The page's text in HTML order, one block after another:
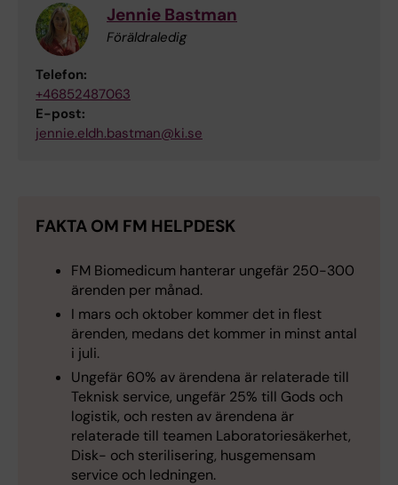
Jennie Bastman
Föräldraledig
Telefon:
+46852487063
E-post:
jennie.eldh.bastman@ki.se
FAKTA OM FM HELPDESK
FM Biomedicum hanterar ungefär 250-300
ärenden per månad.
I mars och oktober kommer det in flest
ärenden, medans det kommer in minst antal
i juli.
Ungefär 60% av ärendena är relaterade till
Teknisk service, ungefär 25% till Gods och
logistik, och resten av ärendena är
relaterade till teamen Laboratoriesäkerhet,
Disk- och sterilisering, husgemensam
service och ledningen.